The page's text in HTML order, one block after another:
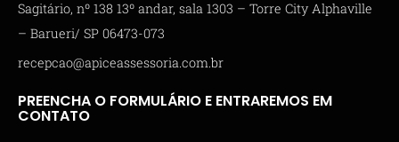
Sagitário, nº 138 13º andar, sala 1303 – Torre City Alphaville
– Barueri/ SP 06473-073
recepcao@apiceassessoria.com.br
PREENCHA O FORMULÁRIO E ENTRAREMOS EM
CONTATO